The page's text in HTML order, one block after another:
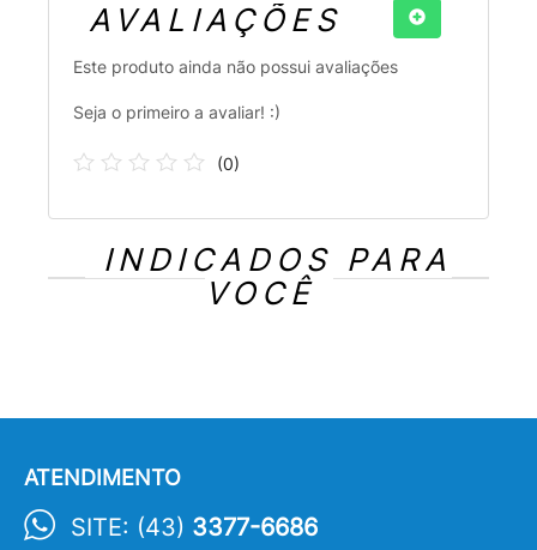
AVALIAÇÕES
Este produto ainda não possui avaliações
Seja o primeiro a avaliar! :)
(0)
INDICADOS PARA
VOCÊ
ATENDIMENTO
SITE: (43) 3377-6686